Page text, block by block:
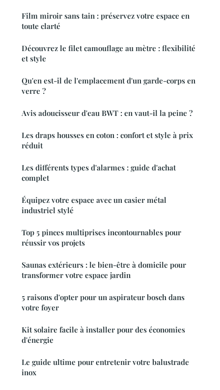
Film miroir sans tain : préservez votre espace en
toute clarté
Découvrez le filet camouflage au mètre : flexibilité
et style
Qu'en est-il de l'emplacement d'un garde-corps en
verre ?
Avis adoucisseur d'eau BWT : en vaut-il la peine ?
Les draps housses en coton : confort et style à prix
réduit
Les différents types d'alarmes : guide d'achat
complet
Équipez votre espace avec un casier métal
industriel stylé
Top 5 pinces multiprises incontournables pour
réussir vos projets
Saunas extérieurs : le bien-être à domicile pour
transformer votre espace jardin
5 raisons d'opter pour un aspirateur bosch dans
votre foyer
Kit solaire facile à installer pour des économies
d'énergie
Le guide ultime pour entretenir votre balustrade
inox